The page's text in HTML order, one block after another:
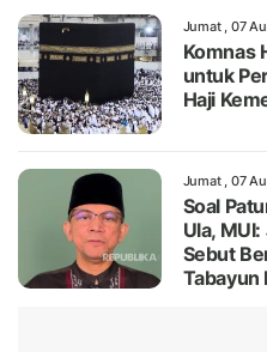
Jumat , 07
Komnas
untuk
Haji
Jumat , 07
Soal
Ula,
Sebut
Tabayun